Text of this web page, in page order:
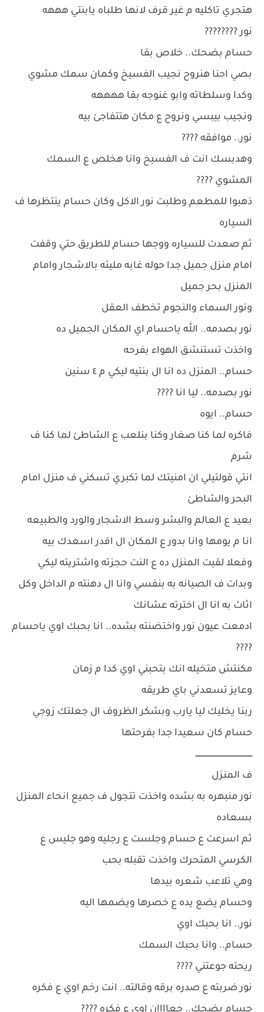
هتجري تاكليه م غير قرف لانها طلباه يابنتي هههه
نور ????????
حسام بضحك.. خلاص بقا
بصي احنا هنروح نجيب الفسيخ وكمان سمك مشوي
وكدا وسلطاته وابو غنوجه بقا ههههه
ونجيب بيبسي ونروح ع مكان هتتفاجئ بيه
نور.. موافقه ????
وهدبسك انت ف الفسيخ وانا هخلص ع السمك
المشوي ????
ذهبوا للمطعم وطلبت نور الاكل وكان حسام ينتظرها ف
السياره
ثم صعدت للسياره ووجها حسام للطريق حتي وقفت
امام منزل جميل جدا حوله غابه مليئه بالاشجار وامام
المنزل بحر جميل
ونور السماء والنجوم تخطف العقل
نور بصدمه.. الله ياحسام اي المكان الجميل ده
واخذت تستنشق الهواء بفرحه
حسام.. المنزل ده انا ال بنتيه ليكي م ٤ سنين
نور بصدمه.. ليا انا ????
حسام.. ايوه
فاكره لما كنا صغار وكنا بنلعب ع الشاطئ لما كنا ف
شرم
انتي قولتيلي ان امنيتك لما تكبري تسكني ف منزل امام
البحر والشاطئ
بعيد ع العالم والبشر وسط الاشجار والورد والطبيعه
انا م يومها وانا بدور ع المكان ال اقدر اسعدك بيه
وفعلا لقيت المنزل ده ع النت حجزته واشتريته ليكي
وبدات ف الصيانه به بنفسي وانا ال دهنته م الداخل وكل
اثاث به انا ال اخترته عشانك
ادمعت عيون نور واختضنته بشده.. انا بحبك اوي ياحسام
????
مكنتش متخيله انك بتحبني اوي كدا م زمان
وعايز تسعدني باي طريقه
ربنا يخليك ليا يارب وبشكر الظروف ال جعلتك زوجي
حسام كان سعيدا جدا بفرحتها
ــــــــــــــــــــــــــــــــــــــــــــــــ
ف المنزل
نور منبهره به بشده واخذت تتجول ف جميع انحاء المنزل
بسعاده
ثم اسرعت ع حسام وجلست ع رجليه وهو جليس ع
الكرسي المتحرك واخذت تقبله بحب
وهي تلاعب شعره بيدها
وحسام يضع يده ع خصرها ويضمها اليه
نور.. انا بحبك اوي
حسام.. وانا بحبك السمك
ريحته جوعتني ????
نور ضربته ع صدره برقه وقالته.. انت رخم اوي ع فكره
حسام بضحك.. جعاااان اوي ع فكره ????